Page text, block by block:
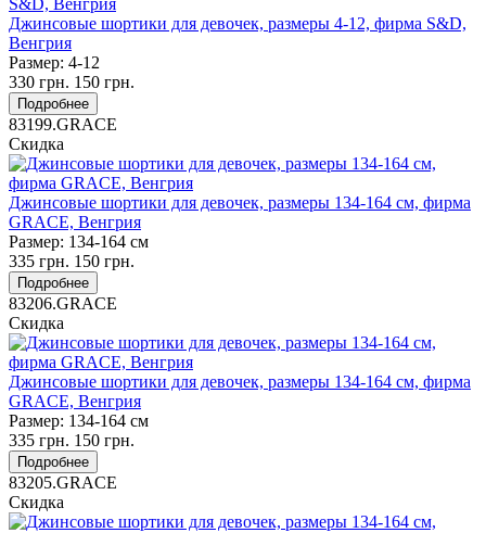
Джинсовые шортики для девочек, размеры 4-12, фирма S&D,
Венгрия
Размер: 4-12
330 грн. 150 грн.
Подробнее
83199.GRACE
Скидка
Джинсовые шортики для девочек, размеры 134-164 см, фирма
GRACE, Венгрия
Размер: 134-164 см
335 грн. 150 грн.
Подробнее
83206.GRACE
Скидка
Джинсовые шортики для девочек, размеры 134-164 см, фирма
GRACE, Венгрия
Размер: 134-164 см
335 грн. 150 грн.
Подробнее
83205.GRACE
Скидка